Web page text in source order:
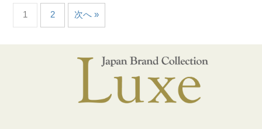
1 2 次へ »